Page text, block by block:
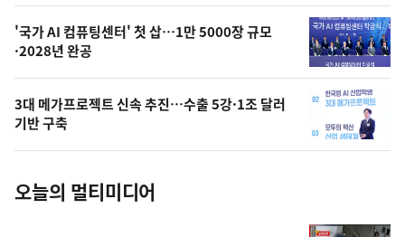
오
의
사
진
'국가 AI 컴퓨팅센터' 첫 삽…1만 5000장 규모
·2028년 완공
3대 메가프로젝트 신속 추진…수출 5강·1조 달러
기반 구축
오늘의 멀티미디어